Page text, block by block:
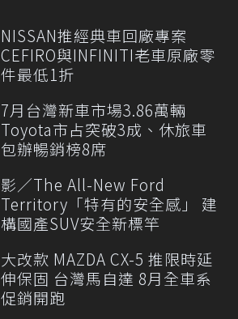
NISSAN推經典車回廠專案
CEFIRO與INFINITI老車原廠零
件最低1折
7月台灣新車市場3.86萬輛
Toyota市占突破3成、休旅車
包辦暢銷榜8席
影／The All-New Ford
Territory「特有的安全感」 建
構國產SUV安全新標竿
大改款 MAZDA CX-5 推限時延
伸保固 台灣馬自達 8月全車系
促銷開跑